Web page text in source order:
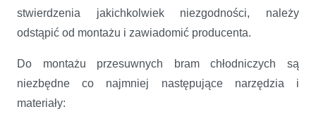
stwierdzenia jakichkolwiek niezgodności, należy
odstąpić od montażu i zawiadomić producenta.
Do montażu przesuwnych bram chłodniczych są
niezbędne co najmniej następujące narzędzia i
materiały: